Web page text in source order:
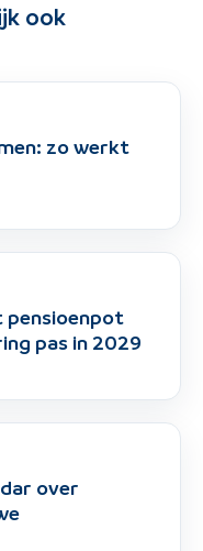
ook
zo werkt
pensioenpot
pas in 2029
over